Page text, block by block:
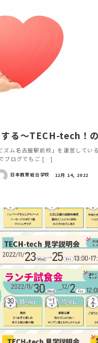
る～TECH-tech！
ズム名古屋駅前校」を運営してい
ブログでもご […]
日本教育総合学校 12月 14, 2022